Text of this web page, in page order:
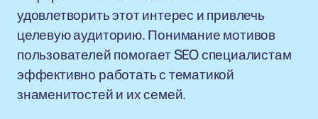
удовлетворить этот интерес и привлечь
целевую аудиторию. Понимание мотивов
пользователей помогает SEO специалистам
эффективно работать с тематикой
знаменитостей и их семей.